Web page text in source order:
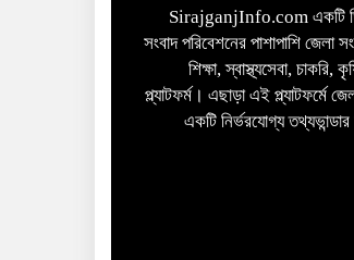
SirajganjInfo.com একটি
সংবাদ পরিবেশনের পাশাপাশি জেলা
শিক্ষা, স্বাস্থ্যসেবা,
প্ল্যাটফর্ম। এছাড়া এই প্ল্যাটফর্মে
একটি নির্ভরযোগ্য